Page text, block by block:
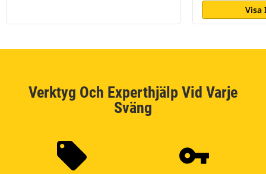
Visa
Verktyg Och Experthjälp Vid Varje
Sväng